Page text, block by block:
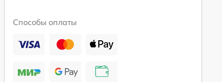
Способы оплаты